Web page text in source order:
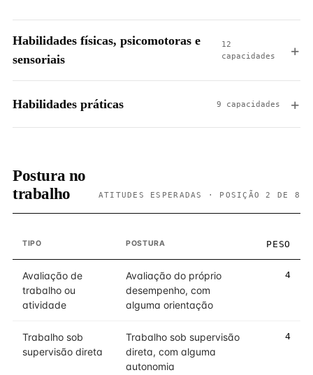
Habilidades físicas, psicomotoras e
sensoriais
12
capacidades
Habilidades práticas 9 capacidades
Postura no
trabalho
ATITUDES ESPERADAS · POSIÇÃO 2 DE 8
TIPO POSTURA PESO
Avaliação de
trabalho ou
atividade
Avaliação do próprio
desempenho, com
alguma orientação
4
Trabalho sob
supervisão direta
Trabalho sob supervisão
direta, com alguma
autonomia
4